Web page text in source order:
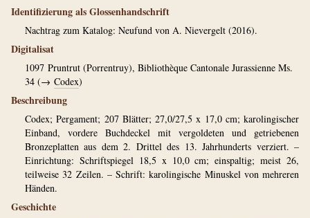
Identifizierung als Glossenhandschrift
Nachtrag zum Katalog: Neufund von A. Nievergelt (2016).
Digitalisat
1097 Pruntrut (Porrentruy), Bibliothèque Cantonale Jurassienne Ms.
34 (→ Codex)
Beschreibung
Codex; Pergament; 207 Blätter; 27,0/27,5 x 17,0 cm; karolingischer
Einband, vordere Buchdeckel mit vergoldeten und getriebenen
Bronzeplatten aus dem 2. Drittel des 13. Jahrhunderts verziert. –
Einrichtung: Schriftspiegel 18,5 x 10,0 cm; einspaltig; meist 26,
teilweise 32 Zeilen. – Schrift: karolingische Minuskel von mehreren
Händen.
Geschichte